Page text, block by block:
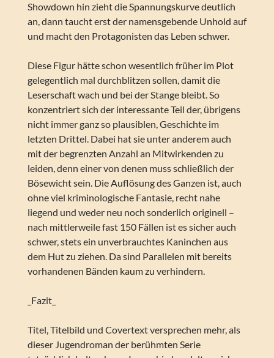
Showdown hin zieht die Spannungskurve deutlich
an, dann taucht erst der namensgebende Unhold auf
und macht den Protagonisten das Leben schwer.
Diese Figur hätte schon wesentlich früher im Plot
gelegentlich mal durchblitzen sollen, damit die
Leserschaft wach und bei der Stange bleibt. So
konzentriert sich der interessante Teil der, übrigens
nicht immer ganz so plausiblen, Geschichte im
letzten Drittel. Dabei hat sie unter anderem auch
mit der begrenzten Anzahl an Mitwirkenden zu
leiden, denn einer von denen muss schließlich der
Bösewicht sein. Die Auflösung des Ganzen ist, auch
ohne viel kriminologische Fantasie, recht nahe
liegend und weder neu noch sonderlich originell –
nach mittlerweile fast 150 Fällen ist es sicher auch
schwer, stets ein unverbrauchtes Kaninchen aus
dem Hut zu ziehen. Da sind Parallelen mit bereits
vorhandenen Bänden kaum zu verhindern.
_Fazit_
Titel, Titelbild und Covertext versprechen mehr, als
dieser Jugendroman der berühmten Serie